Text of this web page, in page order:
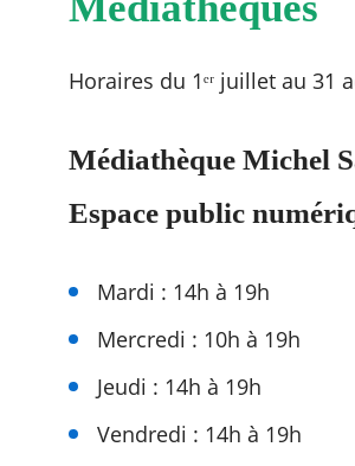
Horaires du 1ᵉʳ juillet au 31
Médiathèque Michel
Espace public
Mardi : 14h à 19h
Mercredi : 10h à 19h
Jeudi : 14h à 19h
Vendredi : 14h à 19h